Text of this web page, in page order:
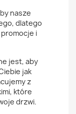
nasze
dlatego
i
jest, aby
jak
z
które
drzwi.